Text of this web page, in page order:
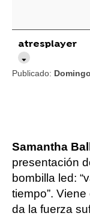
atresplayer
Publicado:
Samantha
presentación
bombilla led:
tiempo”.
da la fuerza